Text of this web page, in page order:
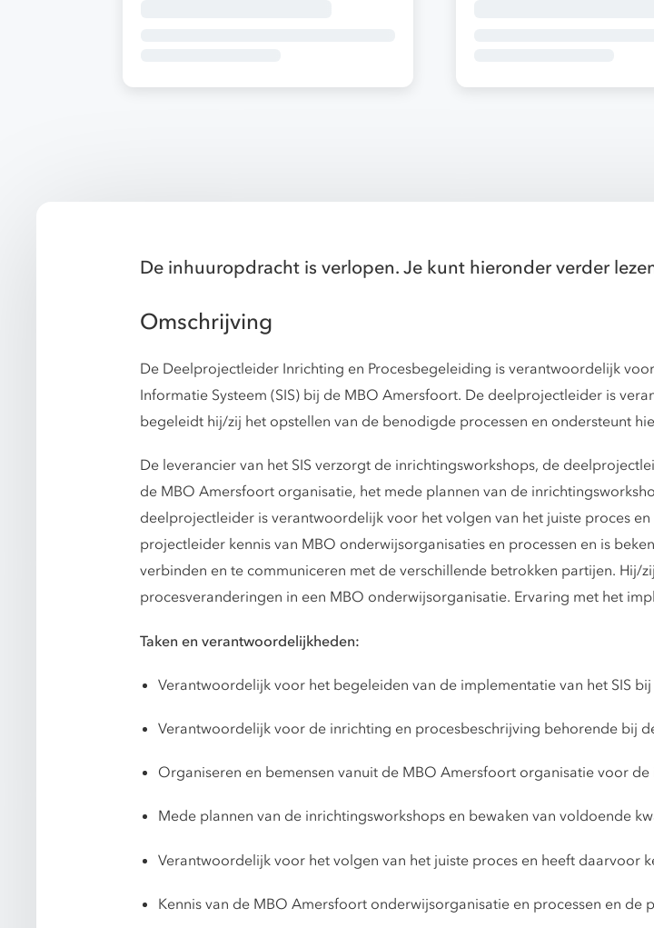
De inhuuropdracht is verlopen. Je kunt hieronder verder
Omschrijving
De Deelprojectleider Inrichting en Procesbegeleiding is verantwoordelijk
Informatie Systeem (SIS) bij de MBO Amersfoort. De deelprojectleider is
begeleidt hij/zij het opstellen van de benodigde processen en ondersteunt
De leverancier van het SIS verzorgt de inrichtingsworkshops, de
de MBO Amersfoort organisatie, het mede plannen van de
deelprojectleider is verantwoordelijk voor het volgen van het juiste proces
projectleider kennis van MBO onderwijsorganisaties en processen en is
verbinden en te communiceren met de verschillende betrokken partijen. Hij/
procesveranderingen in een MBO onderwijsorganisatie. Ervaring met het
Taken en verantwoordelijkheden:
Verantwoordelijk voor het begeleiden van de implementatie van het SIS
Verantwoordelijk voor de inrichting en procesbeschrijving behorende bij
Organiseren en bemensen vanuit de MBO Amersfoort organisatie voor
Mede plannen van de inrichtingsworkshops en bewaken van voldoende
Verantwoordelijk voor het volgen van het juiste proces en heeft daarvoor
Kennis van de MBO Amersfoort onderwijsorganisatie en processen en de